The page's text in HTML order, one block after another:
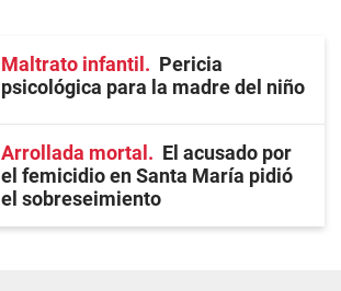
Maltrato infantil
Pericia
psicológica para la madre del niño
Arrollada mortal
El acusado por
el femicidio en Santa María pidió
el sobreseimiento